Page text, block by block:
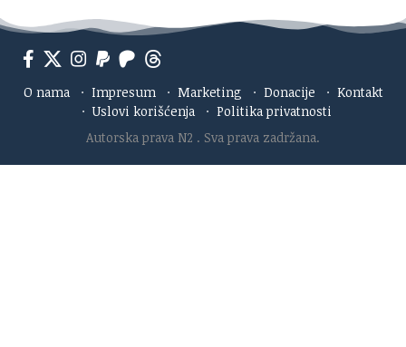
O nama · Impresum · Marketing · Donacije · Kontakt
· Uslovi korišćenja · Politika privatnosti
Autorska prava N2 . Sva prava zadržana.